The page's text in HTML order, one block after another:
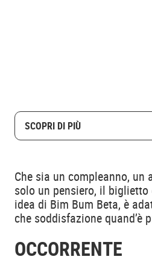
SCOPRI DI PIÙ
Che sia un compleanno, un
solo un pensiero, il biglietto
idea di Bim Bum Beta, è
che soddisfazione quand’è
OCCORRENTE